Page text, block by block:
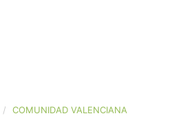
COMUNIDAD VALENCIANA